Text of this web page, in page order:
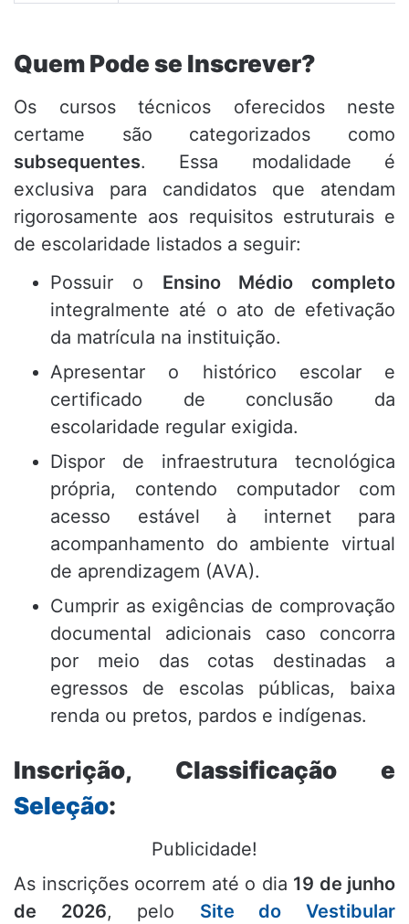
Quem Pode se Inscrever?
Os cursos técnicos oferecidos neste
certame são categorizados como
subsequentes. Essa modalidade é
exclusiva para candidatos que atendam
rigorosamente aos requisitos estruturais e
de escolaridade listados a seguir:
Possuir o Ensino Médio completo
integralmente até o ato de efetivação
da matrícula na instituição.
Apresentar o histórico escolar e
certificado de conclusão da
escolaridade regular exigida.
Dispor de infraestrutura tecnológica
própria, contendo computador com
acesso estável à internet para
acompanhamento do ambiente virtual
de aprendizagem (AVA).
Cumprir as exigências de comprovação
documental adicionais caso concorra
por meio das cotas destinadas a
egressos de escolas públicas, baixa
renda ou pretos, pardos e indígenas.
Inscrição, Classificação e
Seleção:
Publicidade!
As inscrições ocorrem até o dia 19 de junho
de 2026, pelo Site do Vestibular